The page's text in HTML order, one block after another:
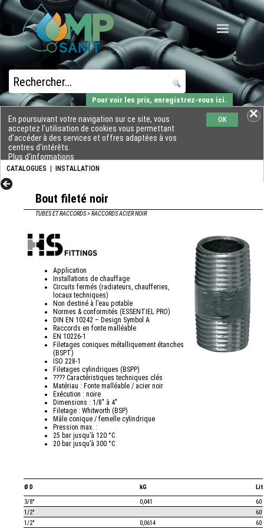
CATALOGUES INSTALLATION
En poursuivant votre navigation sur ce site, vous
acceptez l'utilisation de cookies vous permettant
d'accéder à des services et offres adaptées à vos
centres d'intérêts.
Plus d'informations
OK
Pour voir les prix, enregistrez-vous ici.